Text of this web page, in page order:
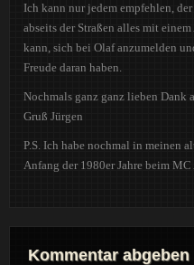
Ich kann nur jedem empfehlen,
abseits der Straßen alles mit
kann, sich bei Olaf anzumelden
Freude daran haben.
Nochmals ganz ganz lieben Dank
Gruß Jürgen
P.S. Ich habe nochmal in meinen
Anfang der 1980er Jahre beim
Kommentar abgeben